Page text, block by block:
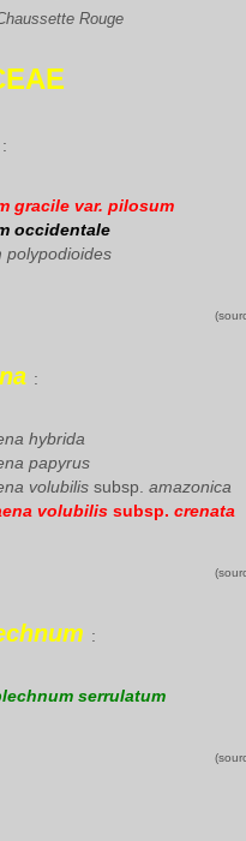
Rouge
:
gracile var. pilosum
occidentale
polypodioides
:
hybrida
papyrus
volubilis subsp. amazonica
volubilis subsp. crenata
:
serrulatum